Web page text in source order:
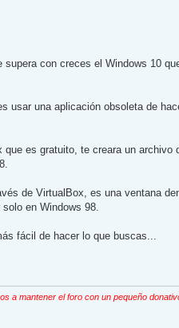
con creces el Windows 10
usar una aplicación obsoleta de
es gratuito, te creara un archivo
de VirtualBox, es una ventana
en Windows 98.
fácil de hacer lo que buscas...
a mantener el foro con un pequeño